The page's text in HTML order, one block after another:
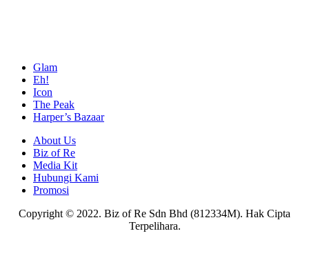
Glam
Eh!
Icon
The Peak
Harper’s Bazaar
About Us
Biz of Re
Media Kit
Hubungi Kami
Promosi
Copyright © 2022. Biz of Re Sdn Bhd (812334M). Hak Cipta
Terpelihara.